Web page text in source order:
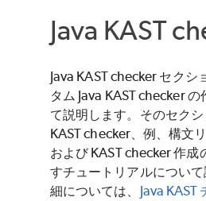
Java KAST
Java KAST checker セクシ
タム Java KAST checker
て説明します。そのセクシ
KAST checker、例、構文
および KAST checker 作成
すチュートリアルについ
細については、 Java KAST